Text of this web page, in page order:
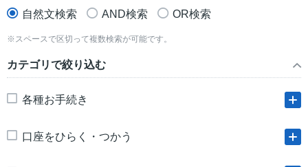
自然文検索 AND検索 OR検索
※スペースで区切って複数検索が可能です。
カテゴリで絞り込む
各種お手続き
口座をひらく・つかう